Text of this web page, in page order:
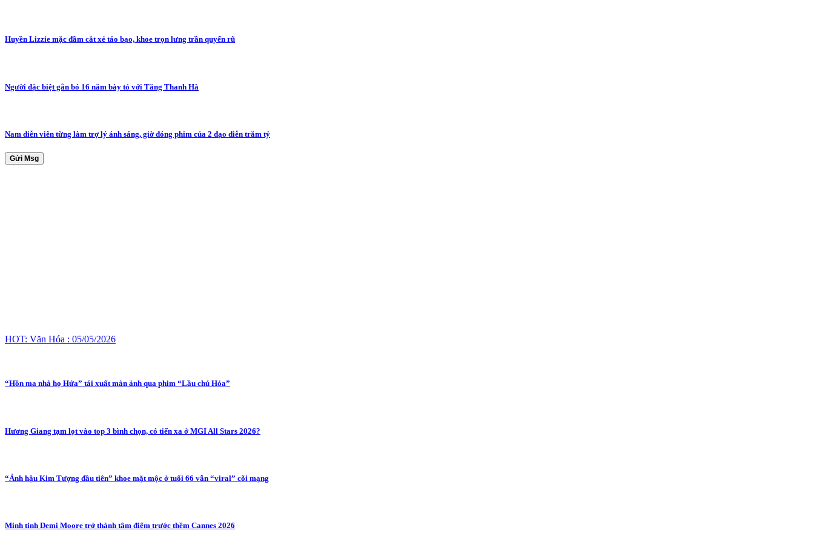
Huyền Lizzie mặc đầm cắt xẻ táo bạo, khoe trọn lưng trần quyến rũ
Người đặc biệt gắn bó 16 năm bày tỏ với Tăng Thanh Hà
Nam diễn viên từng làm trợ lý ánh sáng, giờ đóng phim của 2 đạo diễn trăm tỷ
Gửi Msg
HOT: Văn Hóa : 05/05/2026
“Hồn ma nhà họ Hứa” tái xuất màn ảnh qua phim “Lầu chú Hỏa”
Hương Giang tạm lọt vào top 3 bình chọn, có tiến xa ở MGI All Stars 2026?
“Ảnh hậu Kim Tượng đầu tiên” khoe mặt mộc ở tuổi 66 vẫn “viral” cõi mạng
Minh tinh Demi Moore trở thành tâm điểm trước thềm Cannes 2026